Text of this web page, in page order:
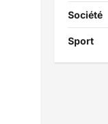
Société
Sport